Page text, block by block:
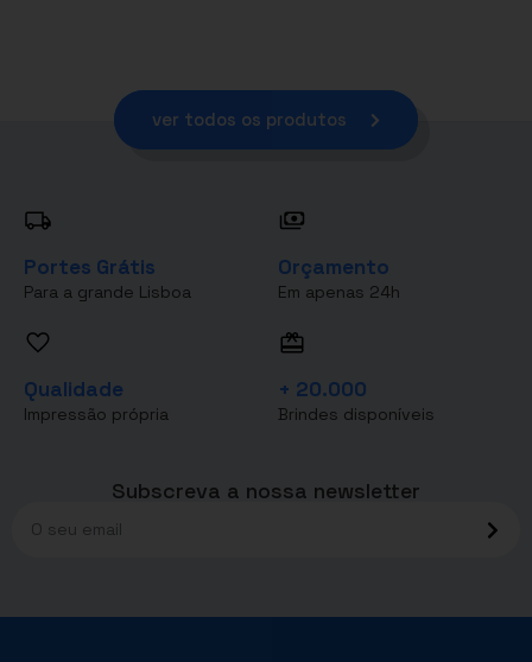
ver todos os produtos
Portes Grátis
Para a grande Lisboa
Orçamento
Em apenas 24h
Qualidade
Impressão própria
+ 20.000
Brindes disponíveis
Subscreva a nossa newsletter